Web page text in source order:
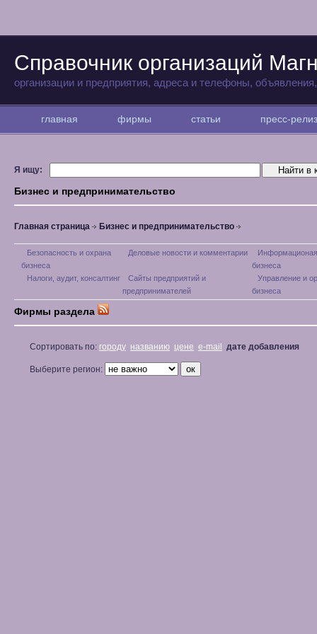
Справочник организаций
организации и предприятия, адреса и телефоны,
главная фирмы статьи пресс-
Я ищу:
Бизнес и предпринимательство
Главная страница Бизнес и предпринимательство
Безопасность и охрана
бизнеса
Деловые новости и комментарии
бизнеса
Налоги, аудит, консалтинг
Сайты предприятий и
предпринимателей
Управление и
бизнеса
Фирмы раздела
Сортировать по: городу названию цене e-mail дате добавления
Выберите регион: